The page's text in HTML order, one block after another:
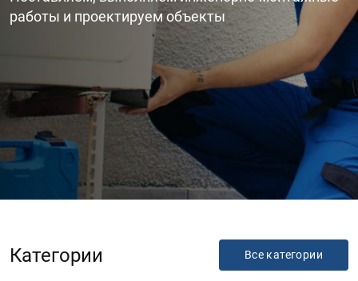
работы и проектируем объекты
Категории Все категории